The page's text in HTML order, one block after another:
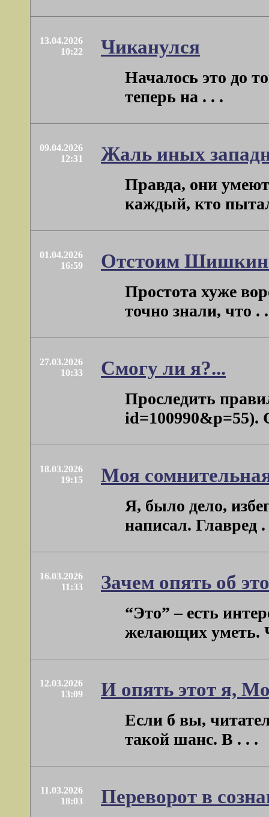
13.04.2026
10:22
Чиканулся
Началось это до
теперь на . . .
09.04.2026
12:31
Жаль иных
Правда, они умеют
каждый, кто
01.04.2026
16:59
Отстоим
Простота хуже
точно знали, что .
27.03.2026
10:33
Смогу ли я?...
Проследить
id=100990&p=55).
18.03.2026
19:15
Моя
Я, было дело,
написал. Главред .
16.03.2026
11:33
Зачем опять об
“Это” – есть
желающих уметь.
12.03.2026
13:09
И опять этот я,
Если б вы,
такой шанс. В . . .
11.03.2026
18:03
Переворот в